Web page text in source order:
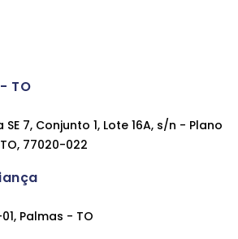
TO
SE 7, Conjunto 1, Lote 16A, s/n - Plano
77020-022
Palmas - TO